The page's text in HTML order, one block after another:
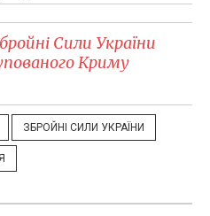
Сили України
Криму
ЗБРОЙНІ СИЛИ УКРАЇНИ